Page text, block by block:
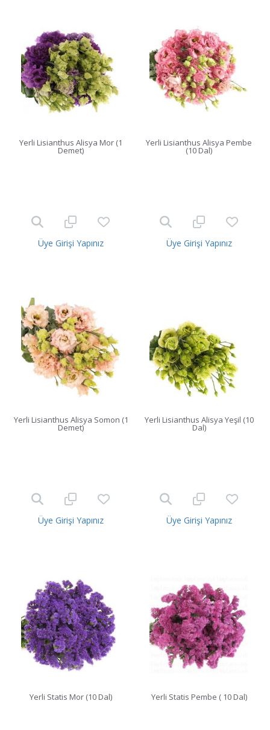
Yerli Lisianthus Alisya Mor (1
Demet)
Üye Girişi Yapınız
Yerli Lisianthus Alisya Pembe
(10 Dal)
Üye Girişi Yapınız
Yerli Lisianthus Alisya Somon (1
Demet)
Üye Girişi Yapınız
Yerli Lisianthus Alisya Yeşil (10
Dal)
Üye Girişi Yapınız
Yerli Statis Mor (10 Dal) Yerli Statis Pembe ( 10 Dal)